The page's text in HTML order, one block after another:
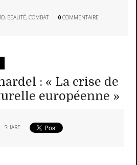
, BEAUTÉ,COMBAT 0 COMMENTAIRE
: « La crise de
européenne »
SHARE